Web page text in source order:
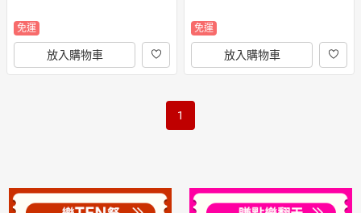
免運
放入購物車
免運
放入購物車
1